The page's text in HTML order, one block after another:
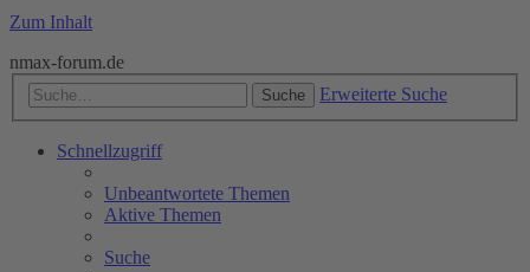
Zum Inhalt
nmax-forum.de
Suche Erweiterte Suche
Schnellzugriff
Unbeantwortete Themen
Aktive Themen
Suche